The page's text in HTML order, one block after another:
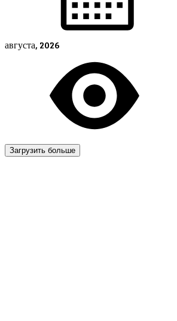
августа, 2026
Загрузить больше